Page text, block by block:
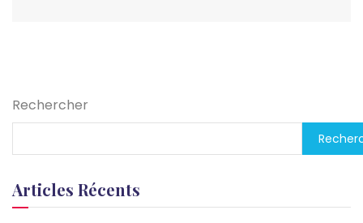
Rechercher
Articles Récents